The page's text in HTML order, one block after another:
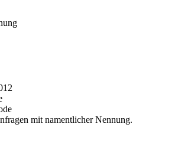
mit namentlicher Nennung.